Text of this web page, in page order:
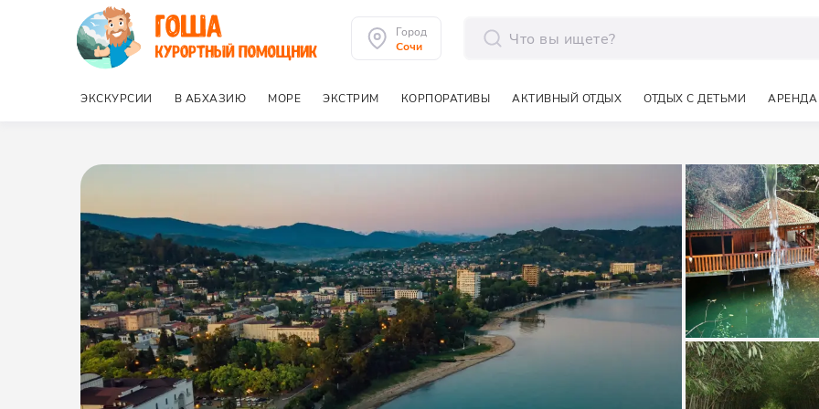
Город
Сочи
ЭКСКУРСИИ В АБХАЗИЮ МОРЕ ЭКСТРИМ КОРПОРАТИВЫ АКТИВНЫЙ ОТДЫХ ОТДЫХ С ДЕТЬМИ АРЕНДА